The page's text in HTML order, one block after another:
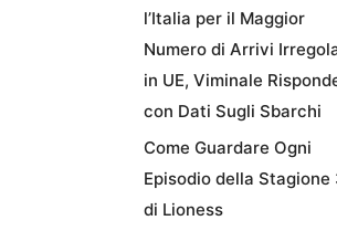
l’Italia per il Maggior
Numero di Arrivi
in UE, Viminale
con Dati Sugli Sbarchi
Come Guardare Ogni
Episodio della Stagione
di Lioness